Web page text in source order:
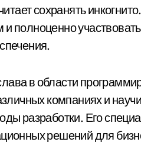
сохранять
полноценно
в области
компаниях и
разработки. Его
решений для